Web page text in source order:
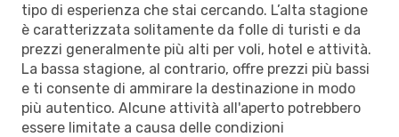
tipo di esperienza che stai cercando. L’alta stagione
è caratterizzata solitamente da folle di turisti e da
prezzi generalmente più alti per voli, hotel e attività.
La bassa stagione, al contrario, offre prezzi più bassi
e ti consente di ammirare la destinazione in modo
più autentico. Alcune attività all'aperto potrebbero
essere limitate a causa delle condizioni